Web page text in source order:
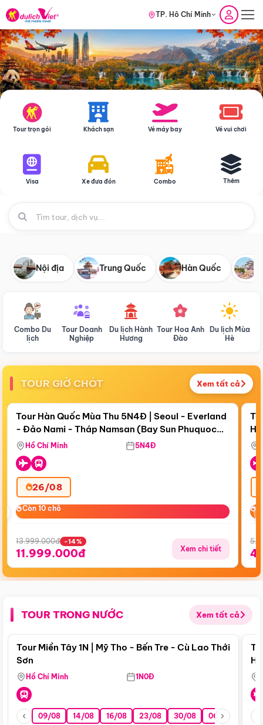
TP. Hồ Chí Minh
Tour trọn gói Khách sạn Vé máy bay Vé vui chơi
Visa Xe đưa đón Combo Thêm
Nội địa Trung Quốc Hàn Quốc
Combo Du
lịch
Tour Doanh
Nghiệp
Du lịch Hành
Hương
Tour Hoa Anh
Đào
Du lịch Mùa
Hè
TOUR GIỜ CHÓT Xem tất cả
Còn18 ngày 10:30:56
Bay Sun Phuquoc Airways
Điểm nổi bật
Tour Hàn Quốc Mùa Thu 5N4Đ | Seoul - Everland
- Đảo Nami - Tháp Namsan (Bay Sun Phuquoc
Airways)
Hồ Chí Minh 5N4Đ
26/08
Còn 10 chỗ
Còn 10 chỗ
13.999.000đ -14%
11.999.000đ Xem chi tiết
TOUR TRONG NƯỚC Xem tất cả
Điểm nổi bật
Tour Miền Tây 1N | Mỹ Tho - Bến Tre - Cù Lao Thới
Sơn
Hồ Chí Minh 1N0Đ
09/08 14/08 16/08 23/08 30/08 06/09 13/09